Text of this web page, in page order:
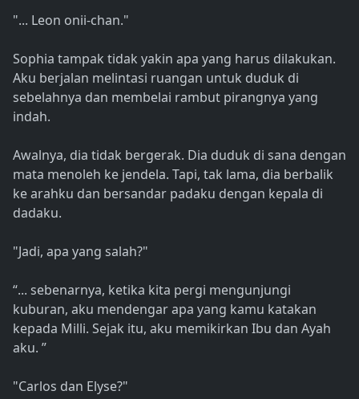
"... Leon onii-chan."
Sophia tampak tidak yakin apa yang harus dilakukan.
Aku berjalan melintasi ruangan untuk duduk di
sebelahnya dan membelai rambut pirangnya yang
indah.
Awalnya, dia tidak bergerak. Dia duduk di sana dengan
mata menoleh ke jendela. Tapi, tak lama, dia berbalik
ke arahku dan bersandar padaku dengan kepala di
dadaku.
"Jadi, apa yang salah?"
“... sebenarnya, ketika kita pergi mengunjungi
kuburan, aku mendengar apa yang kamu katakan
kepada Milli. Sejak itu, aku memikirkan Ibu dan Ayah
aku. ”
"Carlos dan Elyse?"